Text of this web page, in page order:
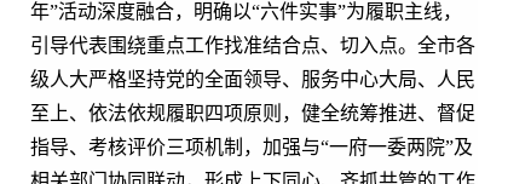
年”活动深度融合，明确以“六件实事”为履职主线，
引导代表围绕重点工作找准结合点、切入点。全市各
级人大严格坚持党的全面领导、服务中心大局、人民
至上、依法依规履职四项原则，健全统筹推进、督促
指导、考核评价三项机制，加强与“一府一委两院”及